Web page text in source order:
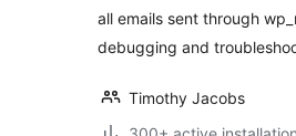
all emails sent through
debugging and
Timothy Jacobs